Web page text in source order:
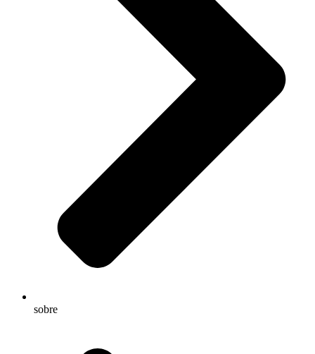
sobre